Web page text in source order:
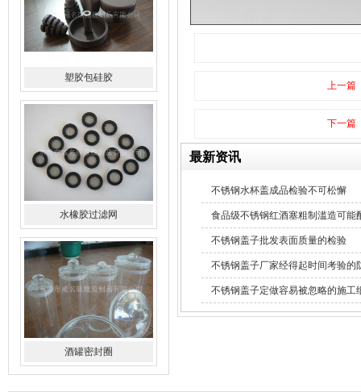
塑胶包硅胶
水橡胶过滤网
酒罐密封圈
上一篇
下一篇
最新资讯
不锈钢水杯盖成品检验不可松懈
食品级不锈钢红酒塞粗制滥造可能
不锈钢盖子批发表面质量的检验
不锈钢盖子厂家经得起时间考验的
不锈钢盖子定做容易被忽略的施工